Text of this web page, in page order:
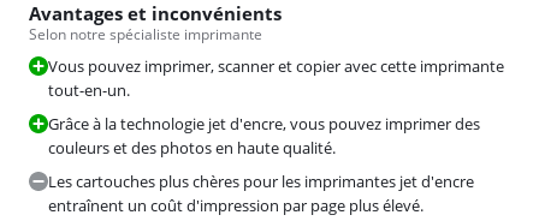
Avantages et inconvénients
Selon notre spécialiste imprimante
Vous pouvez imprimer, scanner et copier avec cette imprimante
tout-en-un.
Grâce à la technologie jet d'encre, vous pouvez imprimer des
couleurs et des photos en haute qualité.
Les cartouches plus chères pour les imprimantes jet d'encre
entraînent un coût d'impression par page plus élevé.